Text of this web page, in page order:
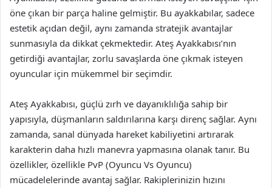
öne çıkan bir parça haline gelmiştir. Bu ayakkabılar, sadece
estetik açıdan değil, aynı zamanda stratejik avantajlar
sunmasıyla da dikkat çekmektedir. Ateş Ayakkabısı’nın
getirdiği avantajlar, zorlu savaşlarda öne çıkmak isteyen
oyuncular için mükemmel bir seçimdir.
Ateş Ayakkabısı, güçlü zırh ve dayanıklılığa sahip bir
yapısıyla, düşmanların saldırılarına karşı direnç sağlar. Aynı
zamanda, sanal dünyada hareket kabiliyetini artırarak
karakterin daha hızlı manevra yapmasına olanak tanır. Bu
özellikler, özellikle PvP (Oyuncu Vs Oyuncu)
mücadelelerinde avantaj sağlar. Rakiplerinizin hızını